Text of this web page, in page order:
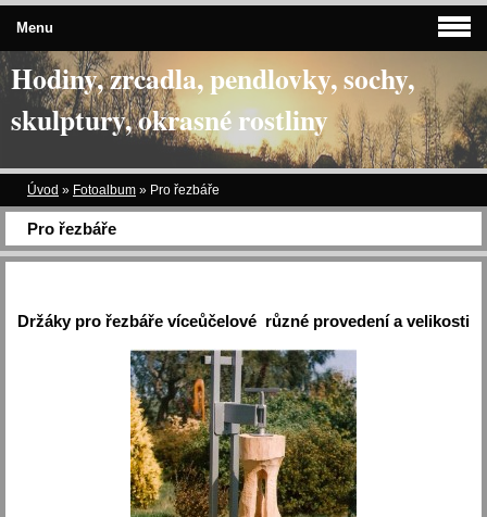
Hodiny, zrcadla, pendlovky, sochy,
skulptury, okrasné rostliny
Úvod » Fotoalbum » Pro řezbáře
Pro řezbáře
Držáky pro řezbáře víceůčelové různé provedení a velikosti
Menu